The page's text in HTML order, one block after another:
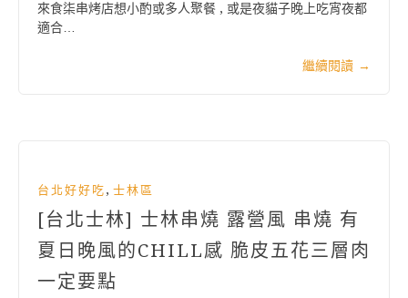
來食柒串烤店想小酌或多人聚餐 , 或是夜貓子晚上吃宵夜都
適合…
繼續閱讀 →
台北好好吃 , 士林區
[台北士林] 士林串燒 露營風 串燒 有
夏日晚風的CHILL感 脆皮五花三層肉
一定要點